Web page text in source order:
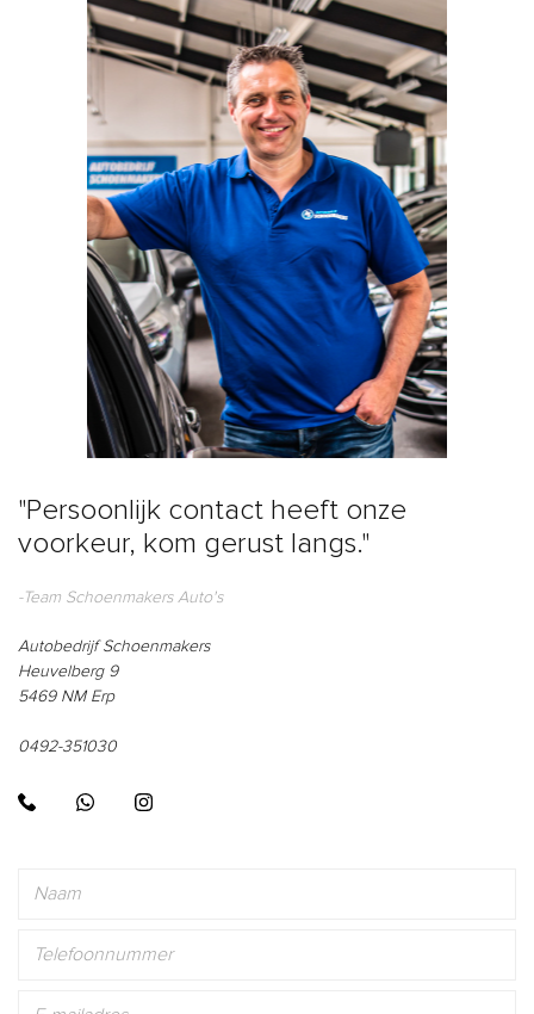
"Persoonlijk contact heeft onze
voorkeur, kom gerust langs."
-Team Schoenmakers Auto's
Autobedrijf Schoenmakers
Heuvelberg 9
5469 NM Erp
0492-351030